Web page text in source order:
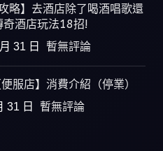
略】去酒店除了喝酒唱歌還
奇酒店玩法18招!
31 日 暫無評論
服店】消費介紹（停業）
31 日 暫無評論